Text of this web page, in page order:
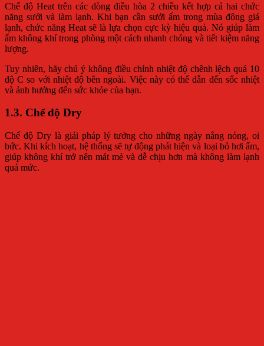
Chế độ Heat trên các dòng điều hòa 2 chiều kết hợp cả hai chức
năng sưởi và làm lạnh. Khi bạn cần sưởi ấm trong mùa đông giá
lạnh, chức năng Heat sẽ là lựa chọn cực kỳ hiệu quả. Nó giúp làm
ấm không khí trong phòng một cách nhanh chóng và tiết kiệm năng
lượng.
Tuy nhiên, hãy chú ý không điều chỉnh nhiệt độ chênh lệch quá 10
độ C so với nhiệt độ bên ngoài. Việc này có thể dẫn đến sốc nhiệt
và ảnh hưởng đến sức khỏe của bạn.
1.3. Chế độ Dry
Chế độ Dry là giải pháp lý tưởng cho những ngày nắng nóng, oi
bức. Khi kích hoạt, hệ thống sẽ tự động phát hiện và loại bỏ hơi ẩm,
giúp không khí trở nên mát mẻ và dễ chịu hơn mà không làm lạnh
quá mức.